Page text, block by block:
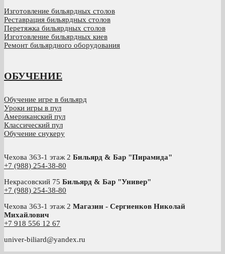
Изготовление бильярдных столов
Реставрация бильярдных столов
Перетяжка бильярдных столов
Изготовление бильярдных киев
Ремонт бильярдного оборудования
ОБУЧЕНИЕ
Обучение игре в бильярд
Уроки игры в пул
Американский пул
Классический пул
Обучение снукеру
Чехова 363-1 этаж 2 Бильярд & Бар "Пирамида"
+7 (988) 254-38-80
Некрасовский 75 Бильярд & Бар "Универ"
+7 (988) 254-38-80
Чехова 363-1 этаж 2 Магазин - Сергиенков Николай
Михайлович
+7 918 556 12 67
univer-biliard@yandex.ru